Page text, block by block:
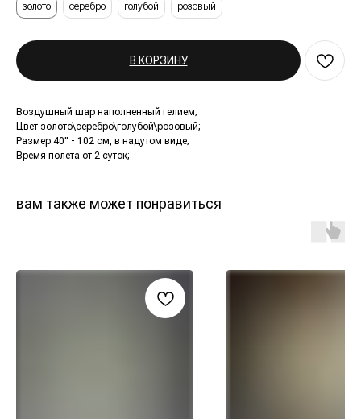
золото
серебро голубой розовый
В КОРЗИНУ
Воздушный шар наполненный гелием;
Цвет золото\серебро\голубой\розовый;
Размер 40" - 102 см, в надутом виде;
Время полета от 2 суток;
вам также может понравиться